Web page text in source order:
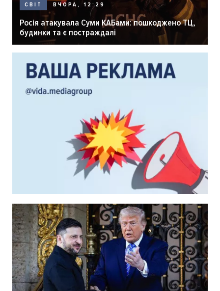
СВІТ ВЧОРА, 12:29
Росія атакувала Суми КАБами: пошкоджено ТЦ,
будинки та є постраждалі